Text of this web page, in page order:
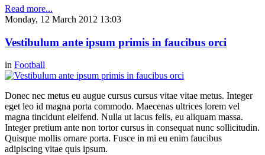
Read more...
Monday, 12 March 2012 13:03
Vestibulum ante ipsum primis in faucibus orci
in Football
Donec nec metus eu augue cursus cursus vitae vitae metus. Integer
eget leo id magna porta commodo. Maecenas ultrices lorem vel
magna tincidunt eleifend. Nulla ut lacus felis, eu aliquam massa.
Integer pretium ante non tortor cursus in consequat nunc sollicitudin.
Quisque mollis ornare porta. Fusce in mi eu enim faucibus
adipiscing vitae quis ipsum.